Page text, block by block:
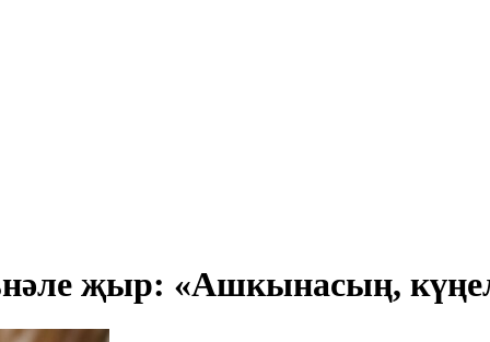
җыр: «Ашкынасың,